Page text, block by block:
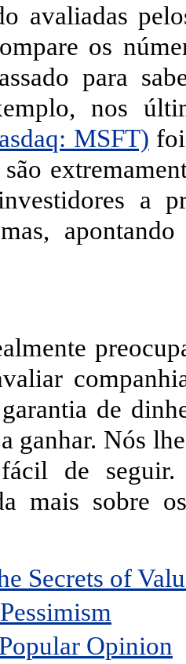
avaliadas
os
para
nos
MSFT)
são
a
de
ganhar. Nós
de
mais sobre
Secrets of
Opinion